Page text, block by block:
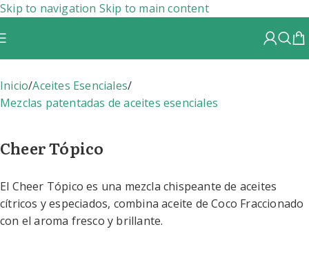
Skip to navigation Skip to main content
Inicio/Aceites Esenciales/
Mezclas patentadas de aceites esenciales
Cheer Tópico
El Cheer Tópico es una mezcla chispeante de aceites
cítricos y especiados, combina aceite de Coco Fraccionado
con el aroma fresco y brillante.